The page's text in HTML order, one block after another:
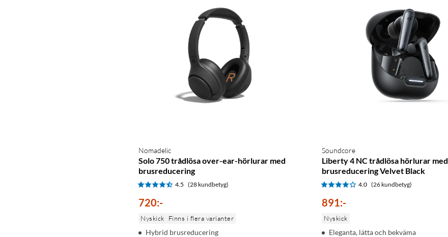
Nomadelic
Solo 750 trådlösa over-ear-hörlurar med
brusreducering
4.5 (28 kundbetyg)
720:-
Nyskick Finns i flera varianter
Hybrid brusreducering
Soundcore
Liberty 4 NC trådlösa hörlurar med
brusreducering Velvet Black
4.0 (26 kundbetyg)
891:-
Nyskick
Eleganta, lätta och bekväma